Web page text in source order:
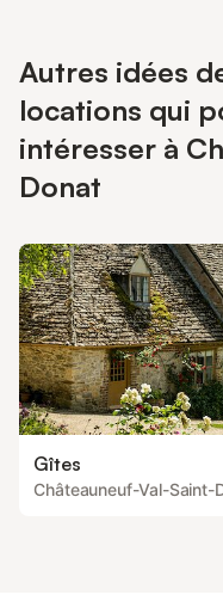
Autres idées
locations qui
intéresser à
Donat
Gîtes
Châteauneuf-Val-Saint-